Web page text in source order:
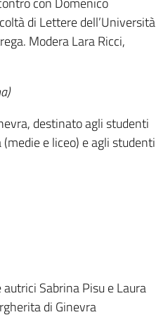
di Lettere dell’Università
Modera Lara Ricci,
destinato agli studenti
e liceo) e agli studenti
Sabrina Pisu e Laura
di Ginevra